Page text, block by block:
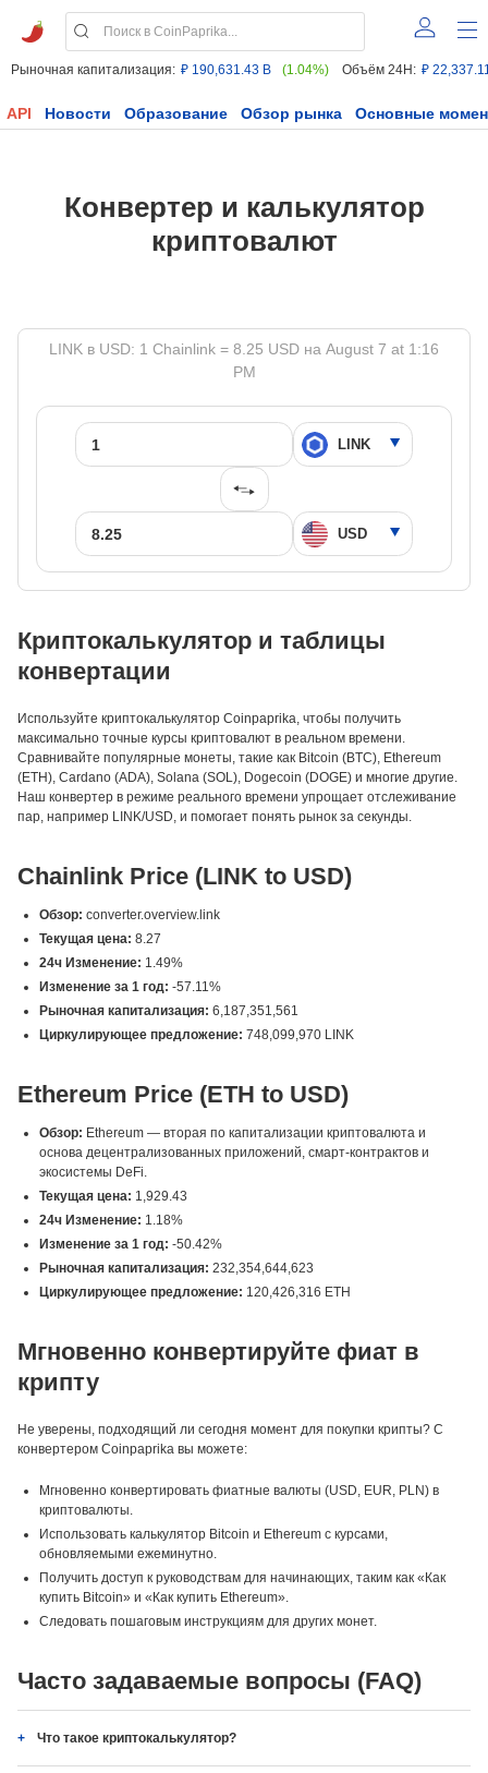
Рыночная капитализация: ₽ 190,631.43 B (1.04%) Объём 24H: ₽
API Новости Образование Обзор рынка Основные
Конвертер и калькулятор
криптовалют
LINK в USD: 1 Chainlink = 8.25 USD на August 7 at 1:16
PM
Криптокалькулятор и таблицы
конвертации
Используйте криптокалькулятор Coinpaprika, чтобы получить
максимально точные курсы криптовалют в реальном времени.
Сравнивайте популярные монеты, такие как Bitcoin (BTC), Ethereum
(ETH), Cardano (ADA), Solana (SOL), Dogecoin (DOGE) и многие другие.
Наш конвертер в режиме реального времени упрощает отслеживание
пар, например LINK/USD, и помогает понять рынок за секунды.
Chainlink Price (LINK to USD)
Обзор: converter.overview.link
Текущая цена: 8.27
24ч Изменение: 1.49%
Изменение за 1 год: -57.11%
Рыночная капитализация: 6,187,351,561
Циркулирующее предложение: 748,099,970 LINK
Ethereum Price (ETH to USD)
Обзор: Ethereum — вторая по капитализации криптовалюта и
основа децентрализованных приложений, смарт-контрактов и
экосистемы DeFi.
Текущая цена: 1,929.43
24ч Изменение: 1.18%
Изменение за 1 год: -50.42%
Рыночная капитализация: 232,354,644,623
Циркулирующее предложение: 120,426,316 ETH
Мгновенно конвертируйте фиат в
крипту
Не уверены, подходящий ли сегодня момент для покупки крипты? С
конвертером Coinpaprika вы можете:
Мгновенно конвертировать фиатные валюты (USD, EUR, PLN) в
криптовалюты.
Использовать калькулятор Bitcoin и Ethereum с курсами,
обновляемыми ежеминутно.
Получить доступ к руководствам для начинающих, таким как «Как
купить Bitcoin» и «Как купить Ethereum».
Следовать пошаговым инструкциям для других монет.
Часто задаваемые вопросы (FAQ)
Что такое криптокалькулятор?